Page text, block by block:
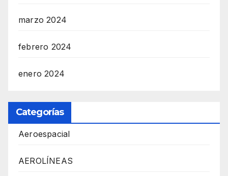
marzo 2024
febrero 2024
enero 2024
Categorías
Aeroespacial
AEROLÍNEAS